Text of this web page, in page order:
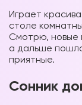
Играет
столе
Смотрю, новые
а дальше
приятные.
Сонник